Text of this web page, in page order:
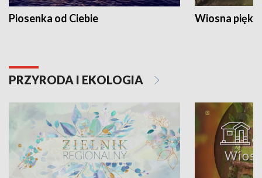
Piosenka od Ciebie Wiosna
PRZYRODA I EKOLOGIA